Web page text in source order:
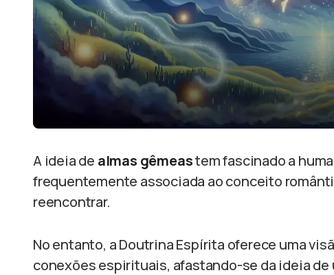
A ideia de almas gêmeastem fascinado a
frequentemente associada ao conceito
reencontrar.
No entanto, a Doutrina Espírita oferece uma
conexões espirituais, afastando-se da ideia de